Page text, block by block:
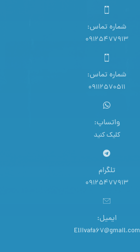
شماره تماس:
09125477913
شماره تماس:
09112570511
واتساپ:
کلیک کنید
تلگرام
09125477913
ایمیل:
Eliivafa67@gmail.com